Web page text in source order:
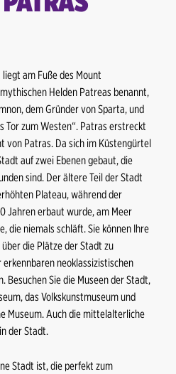
am Fuße des Mount
Helden Patreas benannt,
dem Gründer von Sparta, und
Tor zum Westen“. Patras erstreckt
von Patras. Da sich im Küstengürtel
auf zwei Ebenen gebaut, die
sind. Der ältere Teil der Stadt
Plateau, während der
Jahren erbaut wurde, am Meer
die niemals schläft. Sie können Ihre
die Plätze der Stadt zu
neoklassizistischen
Besuchen Sie die Museen der Stadt,
das Volkskunstmuseum und
Museum. Auch die mittelalterliche
der Stadt.
Stadt ist, die perfekt zum